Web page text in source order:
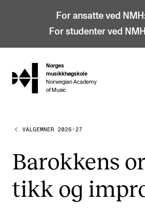
For ansatte ved
For studenter ved
hjem
Norges
musikkhøgskole
Norwegian Academy
of Music
STUDIER
Bachelor
Master
VALGEMNER 2026-27
Barok­kens
tikk og